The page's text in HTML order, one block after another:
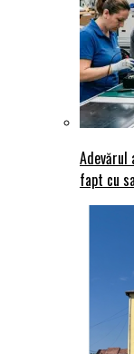
Adevărul
fapt cu